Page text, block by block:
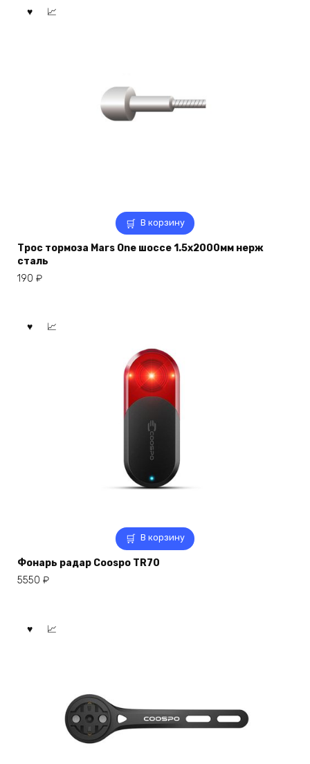
В корзину
Трос тормоза Mars One шоссе 1.5х2000мм нерж
сталь
190 ₽
В корзину
Фонарь радар Coospo TR70
5550 ₽